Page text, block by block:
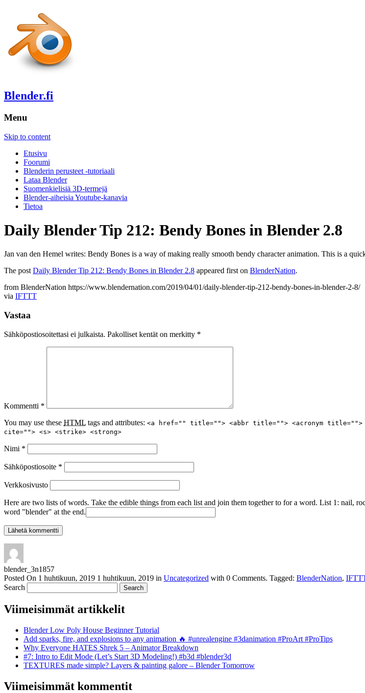
Blender.fi
Menu
Skip to content
Etusivu
Foorumi
Blenderin perusteet -tutoriaali
Lataa Blender
Suomenkielisiä 3D-termejä
Blender-aiheisia Youtube-kanavia
Tietoa
Daily Blender Tip 212: Bendy Bones in Blender 2.8
Jan van den Hemel writes: Bendy Bones is a way of making really smooth bendy character animation. This is a
The postDaily Blender Tip 212: Bendy Bones in Blender 2.8 appeared first on BlenderNation.
from BlenderNation https://www.blendernation.com/2019/04/01/daily-blender-tip-212-bendy-bones-in-blender-2-8/
via IFTTT
Vastaa
Sähköpostiosoitettasi ei julkaista. Pakolliset kentät on merkitty *
Kommentti *
You may use these HTML tags and attributes: <a href="" title=""> <abbr title=""> <acronym title="">
cite=""> <s> <strike> <strong>
Nimi *
Sähköpostiosoite *
Verkkosivusto
Here are two lists of words. Take the edible things from each list and join them together to for a word. List 1: nail,
word "blender" at the end.
blender_3n1857
Posted On 1 huhtikuun, 2019 1 huhtikuun, 2019 in Uncategorized with 0 Comments. Tagged: BlenderNation,
Search
Viimeisimmät artikkelit
Blender Low Poly House Beginner Tutorial
Add sparks, fire, and explosions to any animation 🔥 #unrealengine #3danimation #ProArt #ProTips
Why Everyone HATES Shrek 5 – Animator Breakdown
#7: Intro to Edit Mode (Let’s Start 3D Modeling!) #b3d #blender3d
TEXTURES made simple? Layers & painting galore – Blender Tomorrow
Viimeisimmät kommentit